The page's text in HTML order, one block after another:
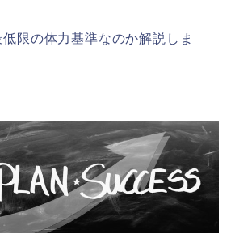
限の体力基準なのか解説しま